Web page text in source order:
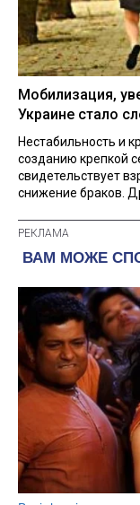
Мобилизация,
Украине стало
Нестабильность и
созданию крепкой
свидетельствует
снижение браков.